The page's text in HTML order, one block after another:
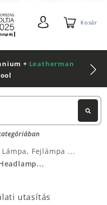
Kosár
+ Leatherman
Lámpa, Fejlámpa
utasítás